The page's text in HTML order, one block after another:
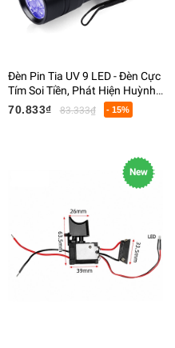
Đèn Pin Tia UV 9 LED - Đèn Cực
Tím Soi Tiền, Phát Hiện Huỳnh
Quang, Kiểm Tra Rò Rỉ - Cầm
70.833₫ 83.333₫ - 15%
New